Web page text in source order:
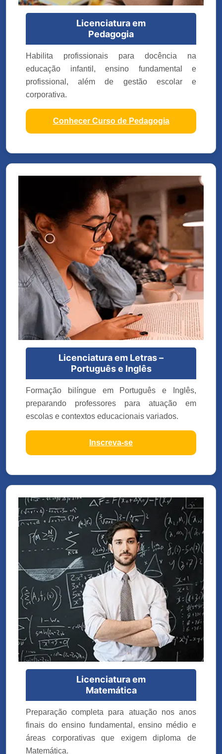
Licenciatura em
Pedagogia
Habilita profissionais para docência na
educação infantil, ensino fundamental e
profissional, além de gestão escolar e
corporativa.
Conhecer Curso de Pedagogia
Licenciatura em Letras –
Português e Inglês
Formação bilíngue em Português e Inglês,
preparando professores para atuação em
escolas e contextos educacionais variados.
Inscreva-se
Licenciatura em
Matemática
Preparação completa para atuação nos anos
finais do ensino fundamental, ensino médio e
áreas corporativas que exigem diploma de
Matemática.